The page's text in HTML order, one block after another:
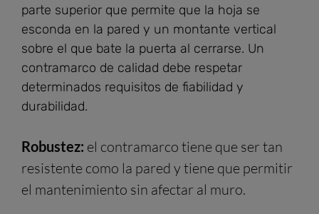
parte superior que permite que la hoja se
esconda en la pared y un montante vertical
sobre el que bate la puerta al cerrarse. Un
contramarco de calidad debe respetar
determinados requisitos de fiabilidad y
durabilidad.
Robustez: el contramarco tiene que ser tan
resistente como la pared y tiene que permitir
el mantenimiento sin afectar al muro.